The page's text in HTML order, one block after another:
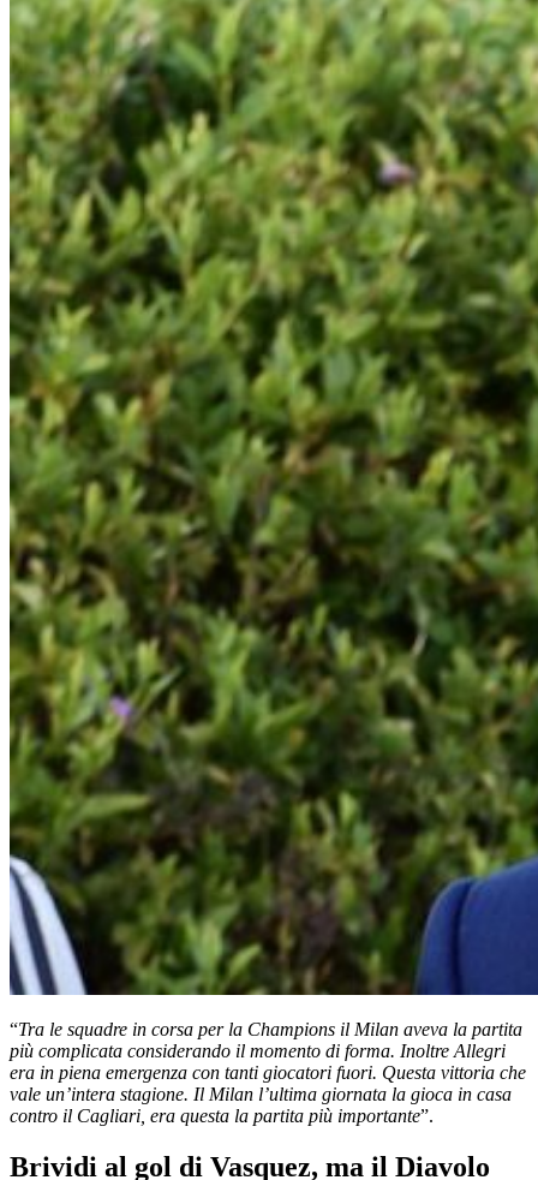
“Tra le squadre in corsa per la Champions il Milan aveva la partita
più complicata considerando il momento di forma. Inoltre Allegri
era in piena emergenza con tanti giocatori fuori. Questa vittoria che
vale un’intera stagione. Il Milan l’ultima giornata la gioca in casa
contro il Cagliari, era questa la partita più importante”.
Brividi al gol di Vasquez, ma il Diavolo